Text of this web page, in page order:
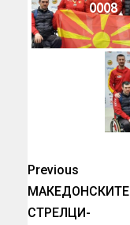
0008
Previous
МАКЕДОНСКИТЕ
СТРЕЛЦИ-